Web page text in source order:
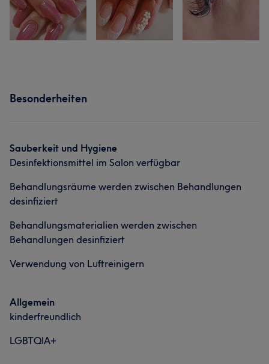
Besonderheiten
Sauberkeit und Hygiene
Desinfektionsmittel im Salon verfügbar
Behandlungsräume werden zwischen Behandlungen
desinfiziert
Behandlungsmaterialien werden zwischen
Behandlungen desinfiziert
Verwendung von Luftreinigern
Allgemein
kinderfreundlich
LGBTQIA+